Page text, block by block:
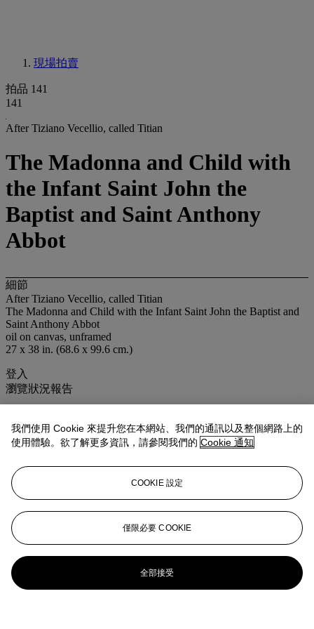
現場拍賣
拍品 141
141
After Tiziano Vecellio, called Titian
The Madonna and Child with
the Infant Saint John the
Baptist and Saint Anthony
Abbot
細節
After Tiziano Vecellio, called Titian
The Madonna and Child with the Infant Saint John the Baptist and
Saint Anthony Abbot
oil on canvas, unframed
27 x 38 in. (68.6 x 99.6 cm.)
登入
瀏覽狀況報告
拍品專文
我們使用 Cookie 來提升您在本網站、我們的通訊以及整個網路上的
使用體驗。欲了解更多資訊，請參閱我們的 Cookie 通知
COOKIE 設定
僅限必要 COOKIE
全部接受